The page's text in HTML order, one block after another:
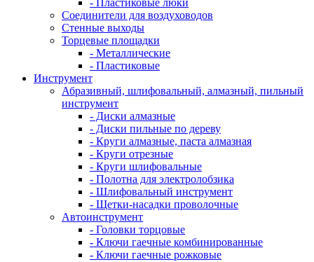
- Пластиковые люки
Соединители для воздуховодов
Стенные выходы
Торцевые площадки
- Металлические
- Пластиковые
Инструмент
Абразивный, шлифовальный, алмазный, пильный
инструмент
- Диски алмазные
- Диски пильные по дереву
- Круги алмазные, паста алмазная
- Круги отрезные
- Круги шлифовальные
- Полотна для электролобзика
- Шлифовальный инструмент
- Щетки-насадки проволочные
Автоинструмент
- Головки торцовые
- Ключи гаечные комбинированные
- Ключи гаечные рожковые